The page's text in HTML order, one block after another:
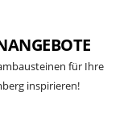
für Ihre
inspirieren!